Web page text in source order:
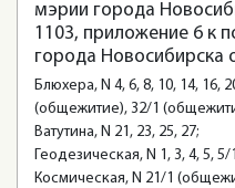
мэрии города
1103, приложение 6 к
города Новосибирска
Блюхера, N 4, 6, 8, 10, 14, 16,
(общежитие), 32/1
Ватутина, N 21, 23, 25, 27;
Геодезическая, N 1, 3, 4, 5, 5/
Космическая, N 21/1